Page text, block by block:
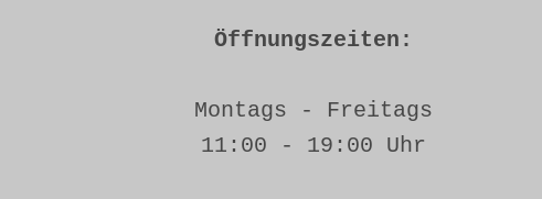
Öffnungszeiten:
Montags - Freitags
11:00 - 19:00 Uhr